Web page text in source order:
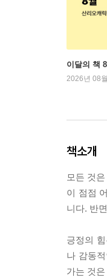
이달의 책
2026년 08
책소개
모든 것
이 점점
니다. 반
긍정의
나 감동
가는 것